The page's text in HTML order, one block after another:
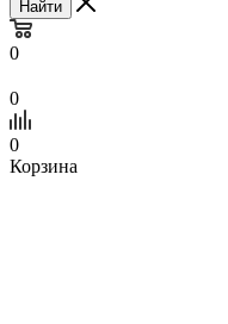
Найти
0
0
0
Корзина